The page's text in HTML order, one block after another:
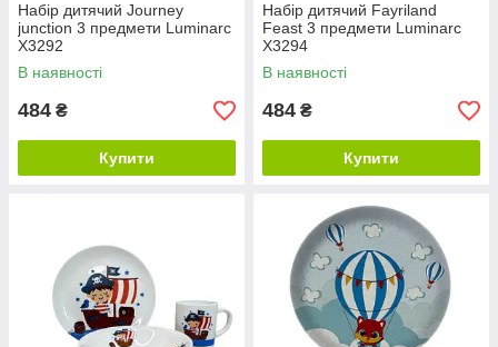
Набір дитячий Journey
junction 3 предмети Luminarc
X3292
В наявності
484 ₴
Купити
Набір дитячий Fayriland
Feast 3 предмети Luminarc
X3294
В наявності
484 ₴
Купити